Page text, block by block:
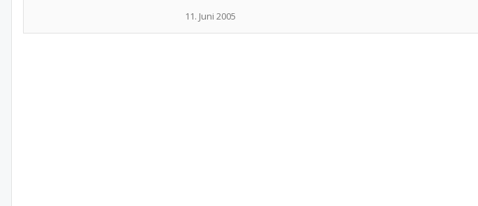
11. Juni 2005